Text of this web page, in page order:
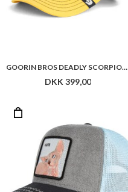
GOORIN BROS DEADLY SCORPION CAP
DKK 399,00